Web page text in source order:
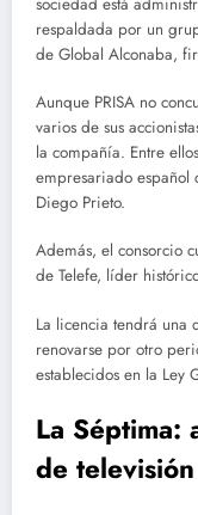
respaldada por un
de Global Alconaba,
Aunque PRISA no
varios de sus
la compañía. Entre
empresariado español
Diego Prieto.
Además, el consorcio
de Telefe, líder
La licencia tendrá una
renovarse por otro
establecidos en la Ley
La Séptima:
de televisión